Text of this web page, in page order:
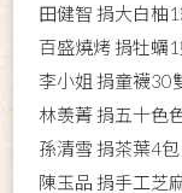
田健智 捐大白柚
百盛燒烤 捐牡蠣
李小姐 捐童襪30
林羡菁 捐五十色
孫清雪 捐茶葉4包
陳玉品 捐手工芝